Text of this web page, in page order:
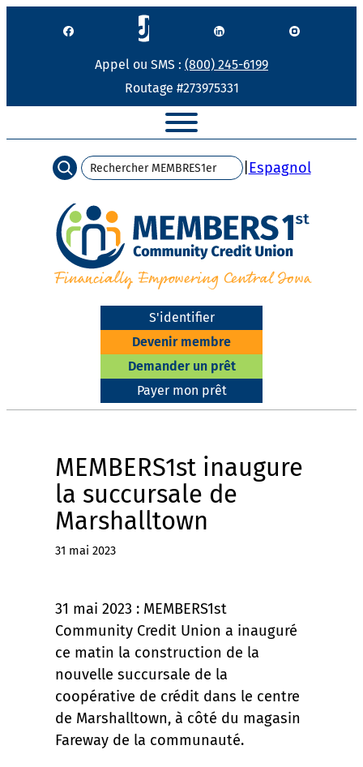
Appel ou SMS : (800) 245-6199
Routage #273975331
Recherche | Espagnol
S'identifier
Devenir membre
Demander un prêt
Payer mon prêt
MEMBERS1st inaugure
la succursale de
Marshalltown
31 mai 2023
31 mai 2023 : MEMBERS1st
Community Credit Union a inauguré
ce matin la construction de la
nouvelle succursale de la
coopérative de crédit dans le centre
de Marshalltown, à côté du magasin
Fareway de la communauté.